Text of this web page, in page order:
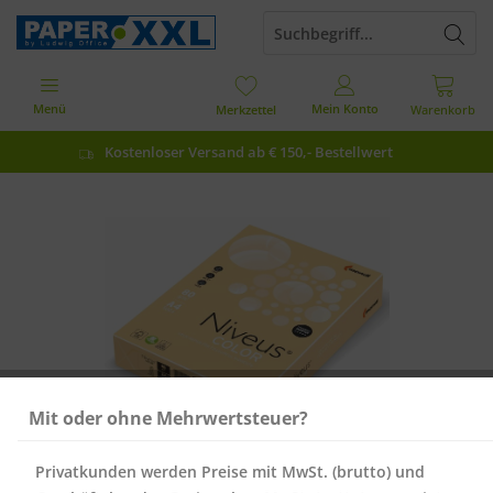
Kostenloser Versand ab € 150,- Bestellwert
Warenkorb
Merkzettel Mein Konto
Menü
Mit oder ohne Mehrwertsteuer?
Privatkunden werden Preise mit MwSt. (brutto) und